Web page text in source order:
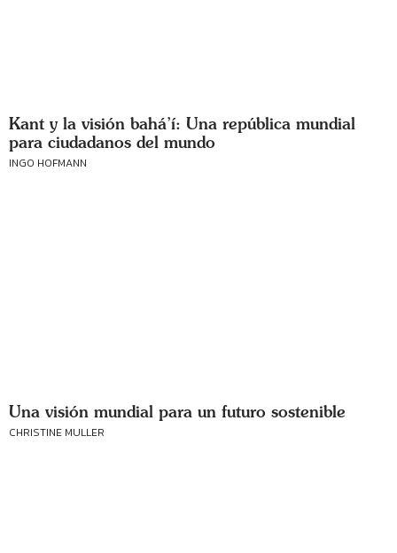
Kant y la visión bahá’í: Una república mundial
para ciudadanos del mundo
INGO HOFMANN
Una visión mundial para un futuro sostenible
CHRISTINE MULLER